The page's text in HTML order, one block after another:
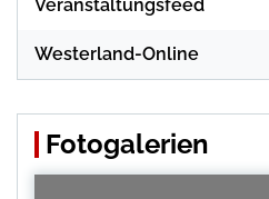
Veranstaltungsfeed
Westerland-Online
Fotogalerien